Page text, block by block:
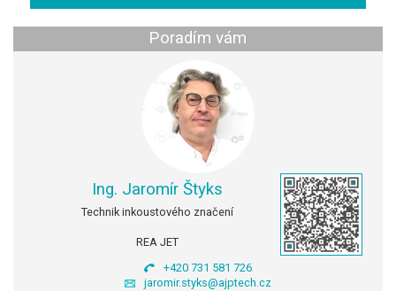
Poradím vám
Ing. Jaromír Štyks
Technik inkoustového značení
REA JET
+420 731 581 726
jaromir.styks@ajptech.cz